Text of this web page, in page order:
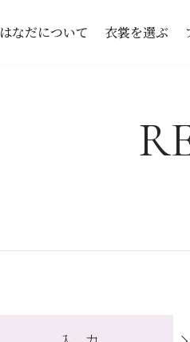
はなだについて 衣裳を選ぶ